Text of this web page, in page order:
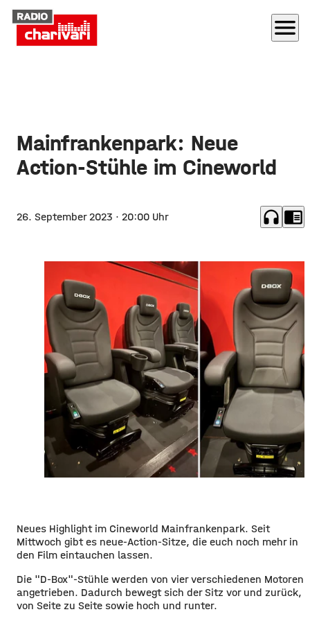
menu
Mainfrankenpark: Neue
Action-Stühle im Cineworld
26. September 2023 · 20:00 Uhr headphones chrome_reader_mode
Neues Highlight im Cineworld Mainfrankenpark. Seit
Mittwoch gibt es neue-Action-Sitze, die euch noch mehr in
den Film eintauchen lassen.
Die "D-Box"-Stühle werden von vier verschiedenen Motoren
angetrieben. Dadurch bewegt sich der Sitz vor und zurück,
von Seite zu Seite sowie hoch und runter.